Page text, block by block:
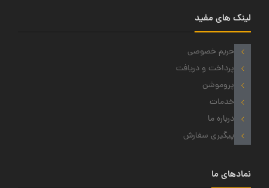
لینک های مفید
حریم خصوصی
پرداخت و دریافت
پروموشن
خدمات
درباره ما
پیگیری سفارش
نمادهای ما